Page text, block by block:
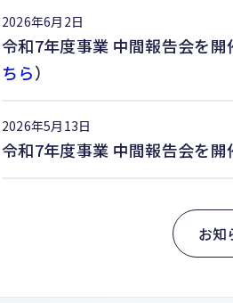
2026年6月2日
令和7年度事業 中間報告会を
ちら）
2026年5月13日
令和7年度事業 中間報告会を開
お知